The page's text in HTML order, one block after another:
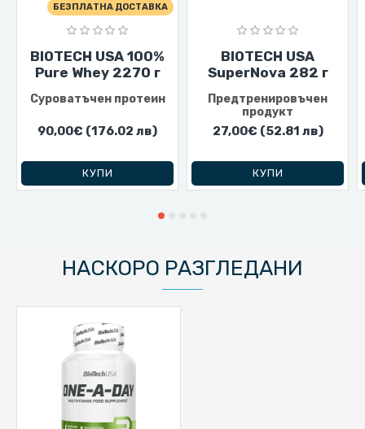
БЕЗПЛАТНА ДОСТАВКА
BIOTECH USA 100%
Pure Whey 2270 г
Суроватъчен протеин
90,00€ (176.02 лв)
КУПИ
BIOTECH USA
SuperNova 282 г
Предтренировъчен
продукт
27,00€ (52.81 лв)
КУПИ
НАСКОРО РАЗГЛЕДАНИ